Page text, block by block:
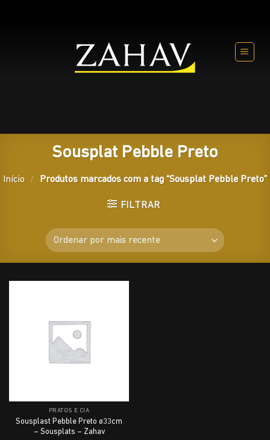
Sousplat Pebble Preto
Início / Produtos marcados com a tag “Sousplat Pebble Preto”
FILTRAR
PRATOS E CIA
Sousplast Pebble Preto ø33cm
– Sousplats – Zahav